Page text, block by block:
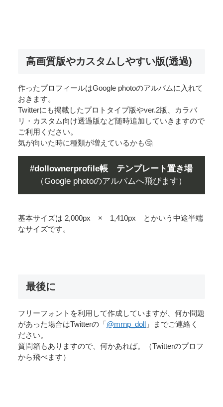
高画質版やカスタムしやすい版(透過)
作ったプロフィールはGoogle photoのアルバムに入れて
おきます。
Twitterにも掲載したプロトタイプ版やver.2版、カラバ
リ・カスタム向け透過版など随時追加していきますので
ご利用ください。
気が向いた時に種類が増えているかも🤔
#dollownerprofile帳 テンプレート置き場
（Google photoのアルバムへ飛びます）
基本サイズは 2,000px × 1,410px とかいう中途半端
なサイズです。
最後に
フリーフォントを利用して作成していますが、何か問題
があった場合はTwitterの「@mrnp_doll 」までご連絡く
ださい。
質問箱もありますので、何かあれば。（Twitterのプロフ
から飛べます）